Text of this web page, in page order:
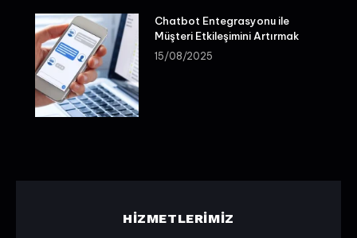
Chatbot Entegrasyonu ile
Müşteri Etkileşimini Artırmak
15/08/2025
HIZMETLERIMIZ